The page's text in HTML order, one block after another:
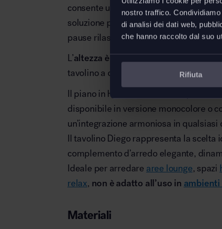
nostro traffico.
di analisi dei dati web,
che hanno raccolto dal suo
Rifiuta
consente un accostamento agevole a
soluzione pratica per momenti di
pause rilassanti, sempre nel segno del
L’altezza è regolabiletramite una
tavolino a diverse situazioni d’uso con
Il piano in HPL, dalla forma
disponibile in versione monocolore o
un’integrazione armoniosa in
Il tavolino Diego rappresenta la scelta
complemento d’arredo elegante,
Ideale per arredare aree lounge, spazi
relax, non è adatto all’uso in
Materiali